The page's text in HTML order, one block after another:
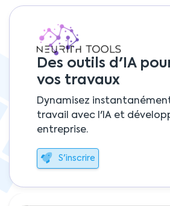
Des outils d'IA
vos travaux
Dynamisez
travail avec l'IA et
entreprise.
S'inscrire